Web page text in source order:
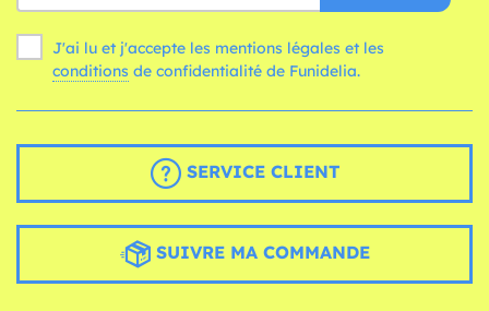
J'ai lu et j'accepte les mentions légales et les
conditions de confidentialité de Funidelia.
SERVICE CLIENT
SUIVRE MA COMMANDE